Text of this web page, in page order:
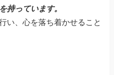
持っています。
い、心を落ち着かせること